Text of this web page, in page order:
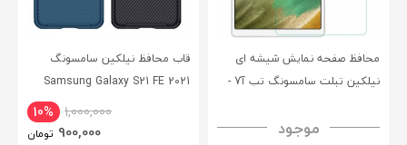
محافظ صفحه نمایش شیشه ای
نیلکین تبلت سامسونگ تب آ7 -
H+ Anti-explosion Tempered
موجود
قاب محافظ نیلکین سامسونگ
Samsung Galaxy S21 FE 2021
10% 1,000,000
900,000 تومان